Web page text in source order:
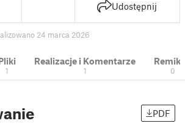
Udostępnij
24 marca 2026
1
Realizacje i Komentarze
1 0
PDF